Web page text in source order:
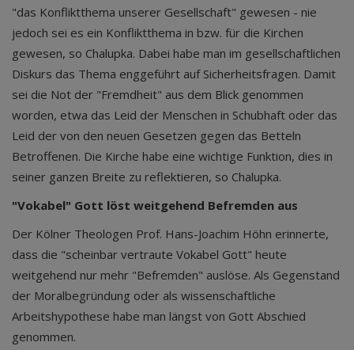
"das Konfliktthema unserer Gesellschaft" gewesen - nie
jedoch sei es ein Konfliktthema in bzw. für die Kirchen
gewesen, so Chalupka. Dabei habe man im gesellschaftlichen
Diskurs das Thema enggeführt auf Sicherheitsfragen. Damit
sei die Not der "Fremdheit" aus dem Blick genommen
worden, etwa das Leid der Menschen in Schubhaft oder das
Leid der von den neuen Gesetzen gegen das Betteln
Betroffenen. Die Kirche habe eine wichtige Funktion, dies in
seiner ganzen Breite zu reflektieren, so Chalupka.
"Vokabel" Gott löst weitgehend Befremden aus
Der Kölner Theologen Prof. Hans-Joachim Höhn erinnerte,
dass die "scheinbar vertraute Vokabel Gott" heute
weitgehend nur mehr "Befremden" auslöse. Als Gegenstand
der Moralbegründung oder als wissenschaftliche
Arbeitshypothese habe man längst von Gott Abschied
genommen.